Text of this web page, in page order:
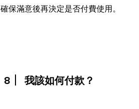
確保滿意後再決定是否付費使用。
8 我該如何付款？